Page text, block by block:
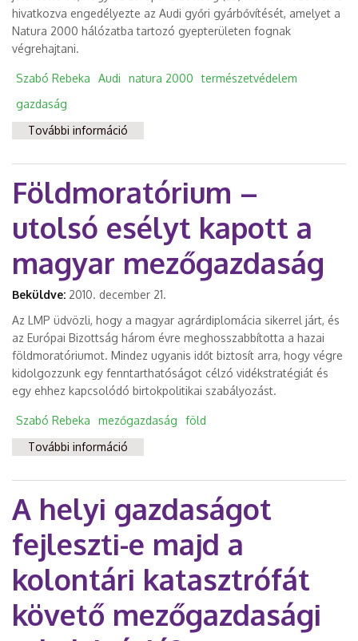
hivatkozva engedélyezte az Audi győri gyárbővítését, amelyet a
Natura 2000 hálózatba tartozó gyepterületen fognak
végrehajtani.
Szabó Rebeka Audi natura 2000
természetvédelem
gazdaság
További információ
Földmoratórium –
utolsó esélyt kapott a
magyar mezőgazdaság
Beküldve: 2010. december 21.
Az LMP üdvözli, hogy a magyar agrárdiplomácia sikerrel járt, és
az Európai Bizottság három évre meghosszabbította a hazai
földmoratóriumot. Mindez ugyanis időt biztosít arra, hogy végre
kidolgozzunk egy fenntarthatóságot célzó vidékstratégiát és
egy ehhez kapcsolódó birtokpolitikai szabályozást.
Szabó Rebeka mezőgazdaság
föld
További információ
kapcsolatosan
A helyi gazdaságot
fejleszti-e majd a
kolontári katasztrófát
követő mezőgazdasági